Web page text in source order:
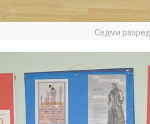
Седми разред